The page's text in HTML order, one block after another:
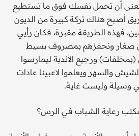
أن تحمل نفسك فوق ما تستطيع
أصبح هناك تركة كبيرة من الديون
فهذه الطريقة مقبرة، فكان رأيي
صغار ونحفزهم بمصروف بسيط
ورجيع الأندية ليمارسوا
والسهر ويعلموا لاعبينا عادات
وسيلة وليست غاية.
رعاية الشباب في الرس؟